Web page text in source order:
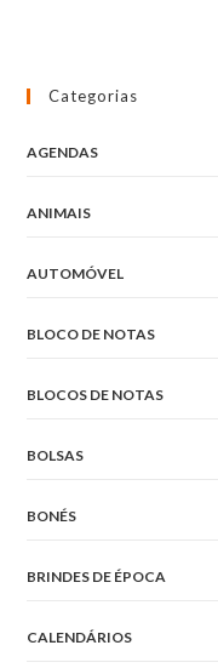
Categorias
AGENDAS
ANIMAIS
AUTOMÓVEL
BLOCO DE NOTAS
BLOCOS DE NOTAS
BOLSAS
BONÉS
BRINDES DE ÉPOCA
CALENDÁRIOS